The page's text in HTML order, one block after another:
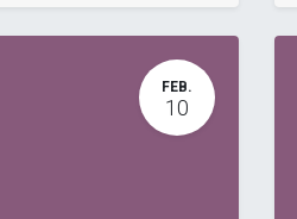
FEB.
10